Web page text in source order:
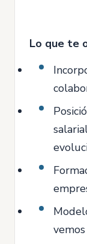
Lo que te